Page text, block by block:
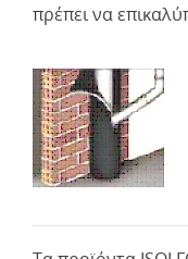
πρέπει να